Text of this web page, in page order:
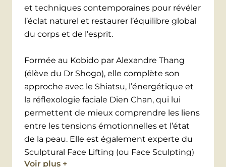
et techniques contemporaines pour révéler
l’éclat naturel et restaurer l’équilibre global
du corps et de l’esprit.
Formée au Kobido par Alexandre Thang
(élève du Dr Shogo), elle complète son
approche avec le Shiatsu, l’énergétique et
la réflexologie faciale Dien Chan, qui lui
permettent de mieux comprendre les liens
entre les tensions émotionnelles et l’état
de la peau. Elle est également experte du
Sculptural Face Lifting (ou Face Sculpting)
Voir plus +